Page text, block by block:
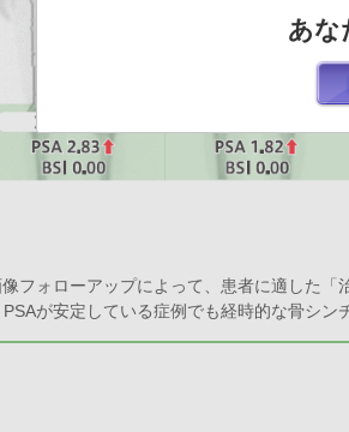
フォローアップによって、患者に適した
が安定している症例でも経時的な骨シン
あな